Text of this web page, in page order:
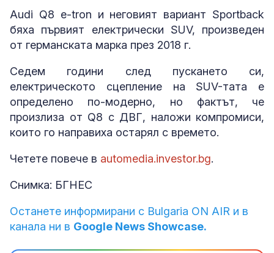
Audi Q8 e-tron и неговият вариант Sportback
бяха първият електрически SUV, произведен
от германската марка през 2018 г.
Седем години след пускането си,
електрическото сцепление на SUV-тата е
определено по-модерно, но фактът, че
произлиза от Q8 с ДВГ, наложи компромиси,
които го направиха остарял с времето.
Четете повече в automedia.investor.bg.
Снимка: БГНЕС
Останете информирани с Bulgaria ON AIR и в
канала ни в Google News Showcase.